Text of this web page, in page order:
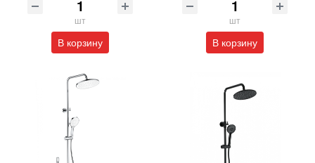
шт
В корзину
шт
В корзину